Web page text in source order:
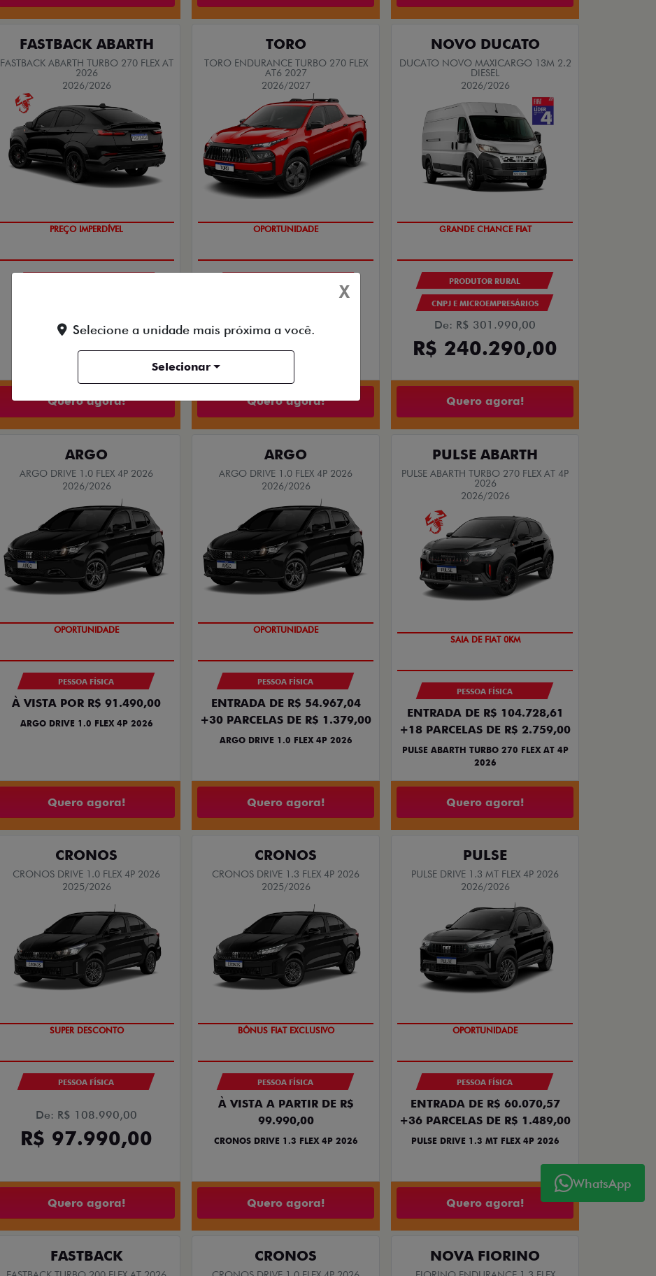
FASTBACK ABARTH
FASTBACK ABARTH TURBO 270 FLEX AT
2026
2026/2026
SAIA DE FIAT 0KM
R$ 156.390,00
Quero agora!
TORO
TORO ENDURANCE TURBO 270 FLEX
AT6 2027
2026/2027
SUPERVALORIZAÇÃO DO USADO
R$ 147.490,00
Quero agora!
NOVO DUCATO
DUCATO NOVO MAXICARGO 13M 2.2
DIESEL
2026/2026
OPORTUNIDADE
PRODUTOR RURAL
CNPJ E MICROEMPRESÁRIOS
De: R$ 301.990,00
R$ 240.290,00
Quero agora!
ARGO
ARGO DRIVE 1.0 FLEX 4P 2026
2026/2026
BÔNUS DE 6 MIL REAIS
PESSOA FÍSICA
À VISTA POR R$ 91.490,00
ARGO DRIVE 1.0 FLEX 4P 2026
Quero agora!
ARGO
ARGO DRIVE 1.0 FLEX 4P 2026
2026/2026
BÔNUS DE 6 MIL REAIS
PESSOA FÍSICA
ENTRADA DE R$ 54.967,04
+30 PARCELAS DE R$ 1.379,00
ARGO DRIVE 1.0 FLEX 4P 2026
Quero agora!
PULSE ABARTH
PULSE ABARTH TURBO 270 FLEX AT 4P
2026
2026/2026
OPORTUNIDADE
PESSOA FÍSICA
ENTRADA DE R$ 104.728,61
+18 PARCELAS DE R$ 2.759,00
PULSE ABARTH TURBO 270 FLEX AT 4P
2026
Quero agora!
CRONOS
CRONOS DRIVE 1.0 FLEX 4P 2026
2025/2026
TAXA ZERO
PESSOA FÍSICA
De: R$ 108.990,00
R$ 97.990,00
Quero agora!
CRONOS
CRONOS DRIVE 1.3 FLEX 4P 2026
2025/2026
SUPER DESCONTO
PESSOA FÍSICA
À VISTA A PARTIR DE R$
99.990,00
CRONOS DRIVE 1.3 FLEX 4P 2026
Quero agora!
PULSE
PULSE DRIVE 1.3 MT FLEX 4P 2026
2026/2026
NOVA VERSÃO
PESSOA FÍSICA
ENTRADA DE R$ 60.070,57
+36 PARCELAS DE R$ 1.489,00
PULSE DRIVE 1.3 MT FLEX 4P 2026
Quero agora!
FASTBACK CRONOS NOVA FIORINO
WhatsApp
X
Selecione a unidade mais próxima a você.
Selecionar